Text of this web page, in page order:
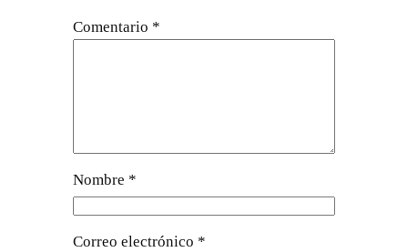
Comentario *
Nombre *
Correo electrónico *